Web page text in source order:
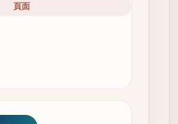
頁面